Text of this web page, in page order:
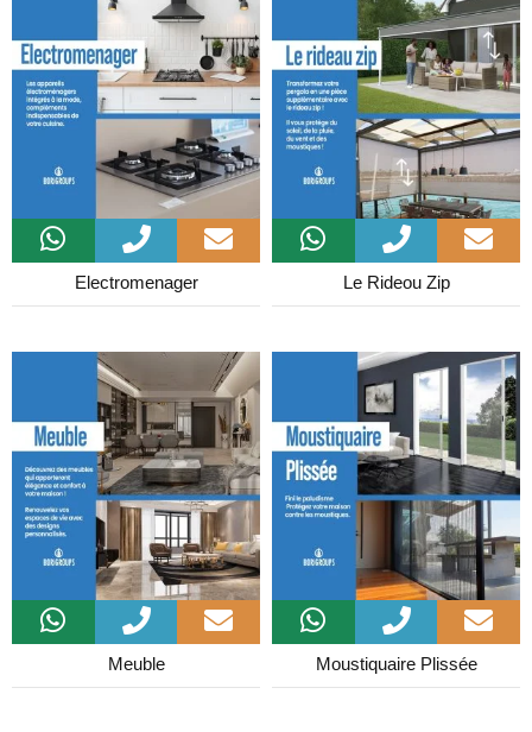
Electromenager Le Rideou Zip
Meuble Moustiquaire Plissée